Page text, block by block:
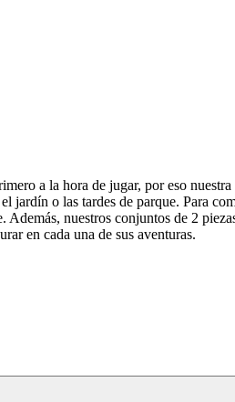
a la hora de jugar, por eso
jardín o las tardes de parque. Para
nuestros conjuntos de 2
en cada una de sus aventuras.